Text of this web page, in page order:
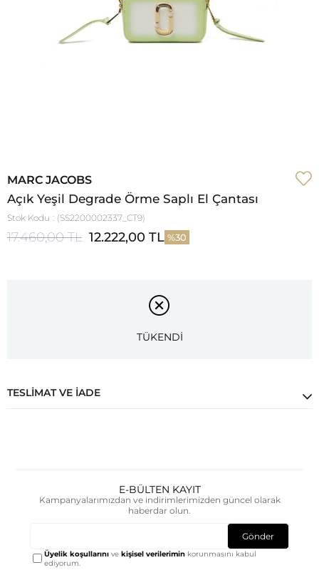
MARC JACOBS
Açık Yeşil Degrade Örme Saplı El Çantası
Stok Kodu (SS2200002337_CT9)
17.460,00 TL 12.222,00 TL 30
TÜKENDİ
TESLIMAT VE İADE
E-BÜLTEN KAYIT
Kampanyalarımızdan ve indirimlerimizden güncel olarak
haberdar olun.
Gönder
Üyelik koşullarını vekişisel verilerimin korunmasını kabul
ediyorum.